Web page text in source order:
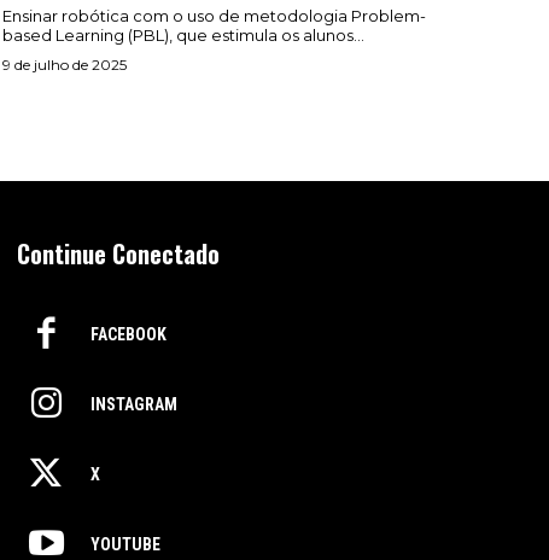
Ensinar robótica com o uso de metodologia Problem-
based Learning (PBL), que estimula os alunos...
9 de julho de 2025
Continue Conectado
FACEBOOK
INSTAGRAM
X
YOUTUBE